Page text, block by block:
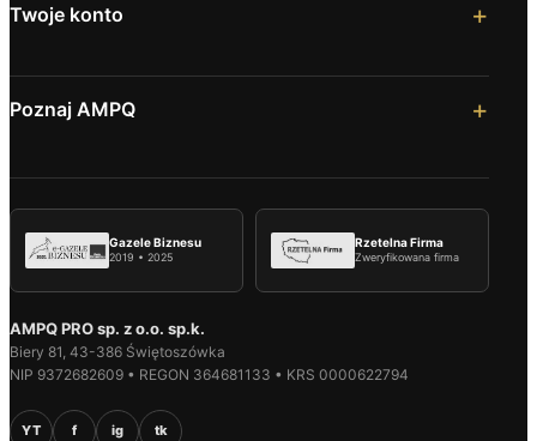
Twoje konto
Poznaj AMPQ
Gazele Biznesu
2019 • 2025
Rzetelna Firma
Zweryfikowana firma
AMPQ PRO sp. z o.o. sp.k.
Biery 81, 43-386 Świętoszówka
NIP 9372682609 • REGON 364681133 • KRS 0000622794
YT f ig tk